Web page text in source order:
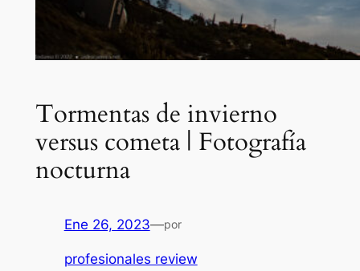
Tormentas de invierno
versus cometa | Fotografía
nocturna
Ene 26, 2023—por
profesionales review